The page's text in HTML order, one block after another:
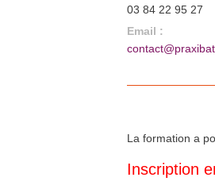
03 84 22 95 27
Email :
La formation a
Inscription